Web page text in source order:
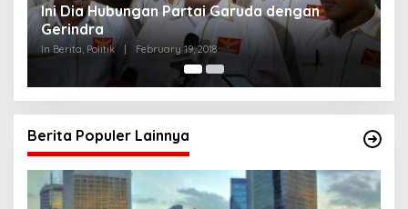
Strategi PPP Menangkan Duet Ganjar dan Gus
Yasin
In Berita, Politik | February 19, 2018
Berita Populer Lainnya